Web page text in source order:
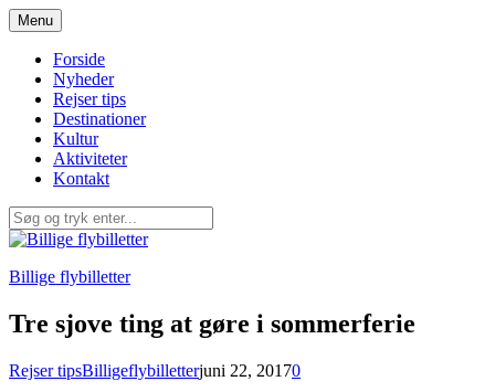
Spring
til
indhold
Menu
Forside
Nyheder
Rejser tips
Destinationer
Kultur
Aktiviteter
Kontakt
Billige flybilletter
Tre sjove ting at gøre i sommerferie
Rejser tipsBilligeflybilletterjuni 22, 20170